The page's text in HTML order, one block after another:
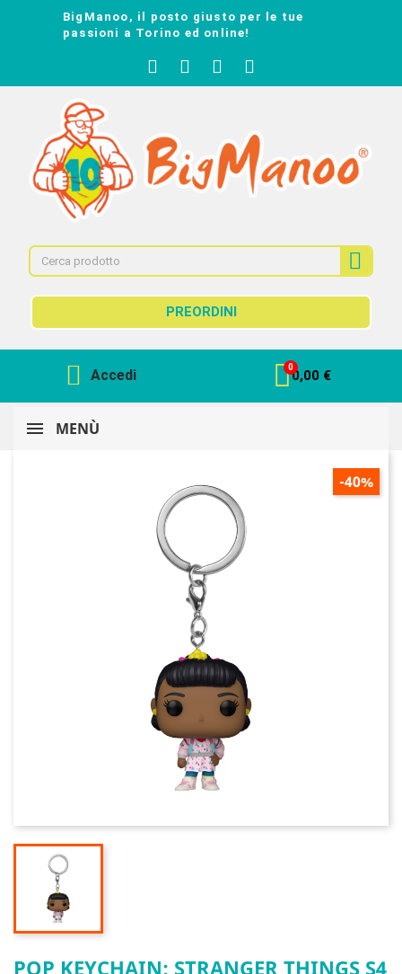
BigManoo, il posto giusto per le tue
passioni a Torino ed online!
PREORDINI
Accedi 0,00 €
MENÙ
-40%
POP KEYCHAIN: STRANGER THINGS S4